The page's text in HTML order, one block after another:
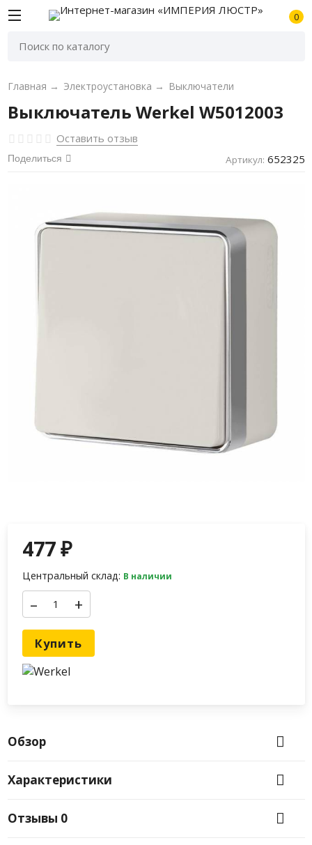
0
Главная → Электроустановка → Выключатели
Выключатель Werkel W5012003
Оставить отзыв
Поделиться Артикул: 652325
477₽
Центральный склад: В наличии
– +
Купить
Обзор
Характеристики
Отзывы 0